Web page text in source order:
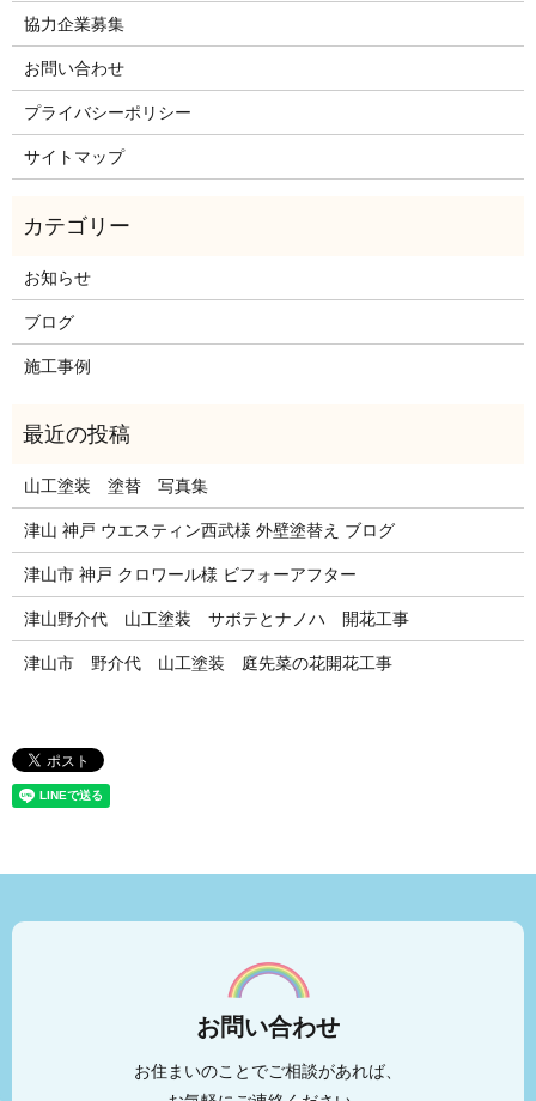
協力企業募集
お問い合わせ
プライバシーポリシー
サイトマップ
お知らせ
ブログ
施工事例
山工塗装 塗替 写真集
津山 神戸 ウエスティン西武様 外壁塗替え ブログ
津山市 神戸 クロワール様 ビフォーアフター
津山野介代 山工塗装 サボテとナノハ 開花工事
津山市 野介代 山工塗装 庭先菜の花開花工事
お問い合わせ
お住まいのことでご相談があれば、